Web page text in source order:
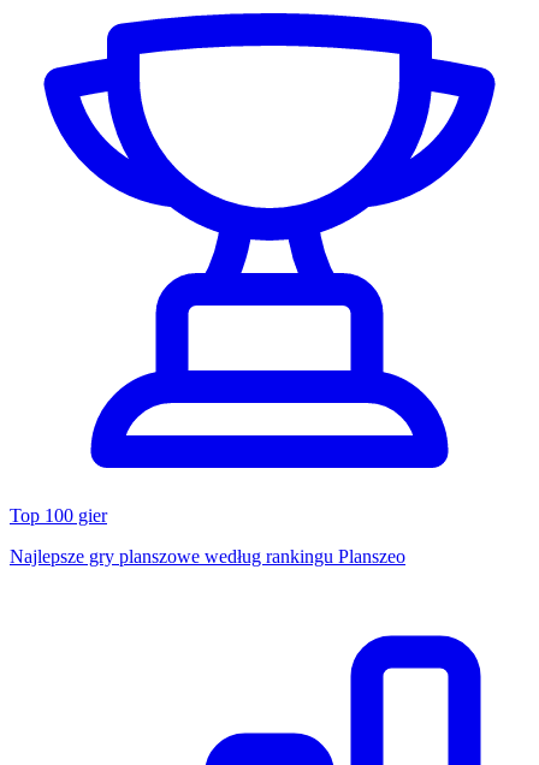
Top 100 gier
Najlepsze gry planszowe według rankingu Planszeo